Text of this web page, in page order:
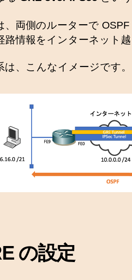
、両側のルーターで
路情報をインターネット越
は、こんなイメージです。
の設定